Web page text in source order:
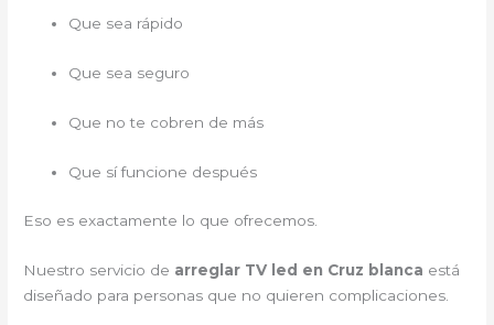
Que sea rápido
Que sea seguro
Que no te cobren de más
Que sí funcione después
Eso es exactamente lo que ofrecemos.
Nuestro servicio de arreglar TV led en Cruz blanca está
diseñado para personas que no quieren complicaciones.